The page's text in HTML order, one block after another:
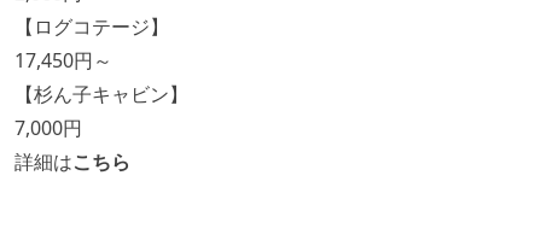
【ログコテージ】
17,450円～
【杉ん子キャビン】
7,000円
詳細はこちら